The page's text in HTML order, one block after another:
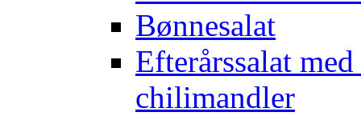
Bønnesalat
Efterårssalat
chilimandler